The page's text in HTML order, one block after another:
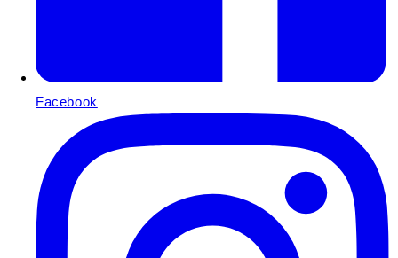
Facebook